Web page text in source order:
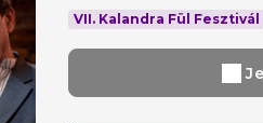
VII. Kalandra Fül Fesztivál